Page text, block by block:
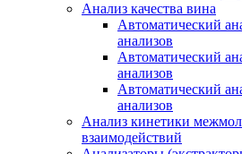
Анализ качества вина
Автоматический
анализов
Автоматический
анализов
Автоматический
анализов
Анализ кинетики
взаимодействий